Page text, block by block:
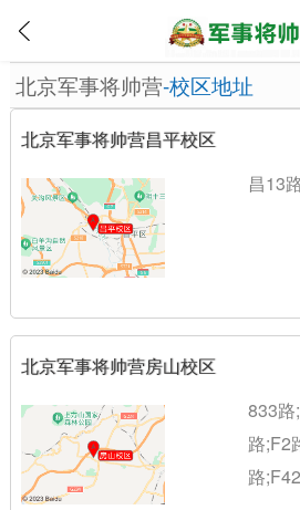
北京军事将帅营-校区地址
北京军事将帅营昌平校区
昌13
北京军事将帅营房山校区
833
路;F2
路